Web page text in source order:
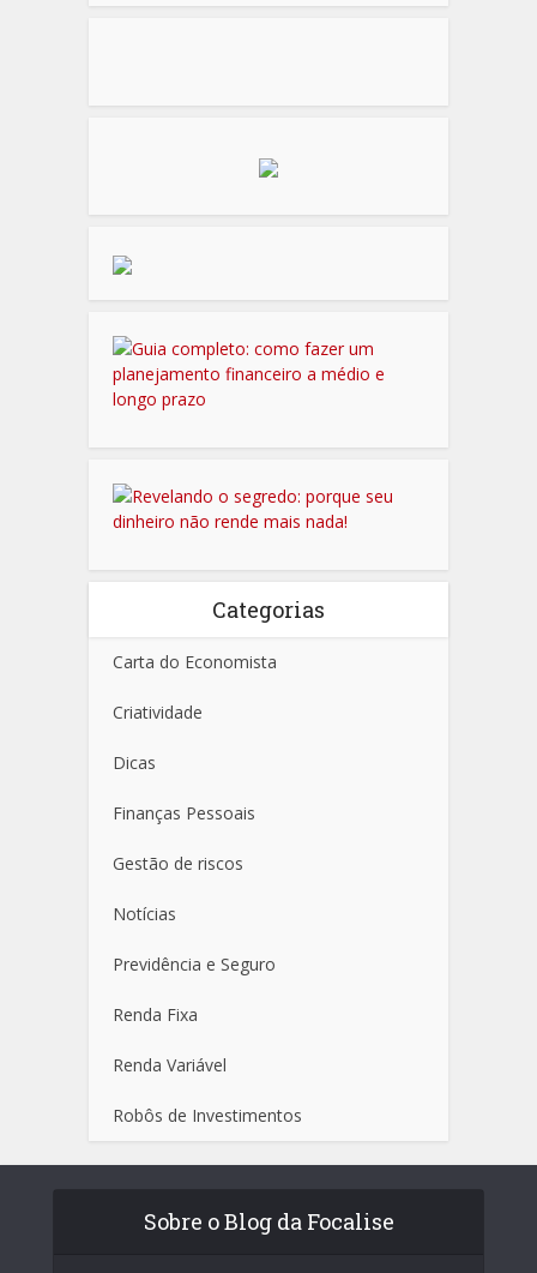
Categorias
Carta do Economista
Criatividade
Dicas
Finanças Pessoais
Gestão de riscos
Notícias
Previdência e Seguro
Renda Fixa
Renda Variável
Robôs de Investimentos
Sobre o Blog da Focalise